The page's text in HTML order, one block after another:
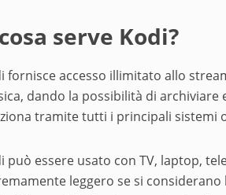
serve Kodi?
fornisce accesso illimitato allo
dando la possibilità di
tramite tutti i principali sistemi
può essere usato con TV, laptop,
leggero se si